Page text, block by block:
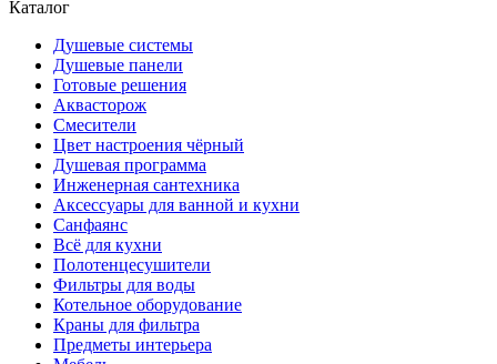
Каталог
Душевые системы
Душевые панели
Готовые решения
Аквасторож
Смесители
Цвет настроения чёрный
Душевая программа
Инженерная сантехника
Аксессуары для ванной и кухни
Санфаянс
Всё для кухни
Полотенцесушители
Фильтры для воды
Котельное оборудование
Краны для фильтра
Предметы интерьера